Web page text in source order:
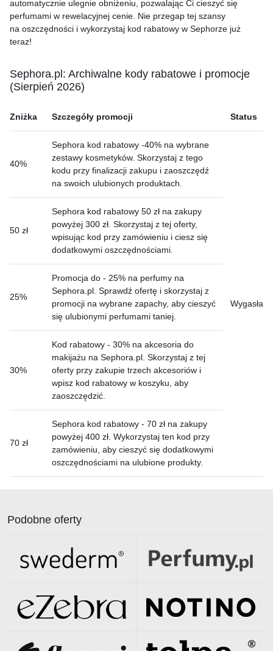
automatycznie ulegnie obniżeniu, pozwalając Ci cieszyć się
perfumami w rewelacyjnej cenie. Nie przegap tej szansy
na oszczędności i wykorzystaj kod rabatowy w Sephorze już
teraz!
Sephora.pl: Archiwalne kody rabatowe i promocje
(Sierpień 2026)
Zniżka Szczegóły promocji Status
40%
Sephora kod rabatowy -40% na wybrane
zestawy kosmetyków. Skorzystaj z tego
kodu przy finalizacji zakupu i zaoszczędź
na swoich ulubionych produktach.
Wygasła
50 zł
Sephora kod rabatowy 50 zł na zakupy
powyżej 300 zł. Skorzystaj z tej oferty,
wpisując kod przy zamówieniu i ciesz się
dodatkowymi oszczędnościami.
25%
Promocja do - 25% na perfumy na
Sephora.pl. Sprawdź ofertę i skorzystaj z
promocji na wybrane zapachy, aby cieszyć
się ulubionymi perfumami taniej.
30%
Kod rabatowy - 30% na akcesoria do
makijażu na Sephora.pl. Skorzystaj z tej
oferty przy zakupie trzech akcesoriów i
wpisz kod rabatowy w koszyku, aby
zaoszczędzić.
70 zł
Sephora kod rabatowy - 70 zł na zakupy
powyżej 400 zł. Wykorzystaj ten kod przy
zamówieniu, aby cieszyć się dodatkowymi
oszczędnościami na ulubione produkty.
Podobne oferty